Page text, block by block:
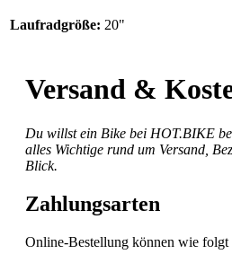
Laufradgröße: 20"
Versand &
Du willst ein Bike bei HOT.BIKE
alles Wichtige rund um Versand,
Blick.
Zahlungsarten
Online-Bestellung können wie folgt